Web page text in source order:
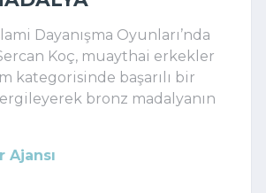
Dayanışma Oyunları’nda
Koç, muaythai erkekler
kategorisinde başarılı bir
bronz madalyanın
Ajansı